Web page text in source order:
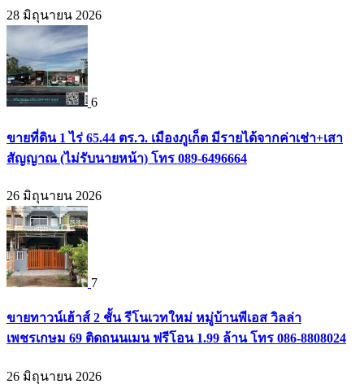
28 มิถุนายน 2026
6
ขายที่ดิน 1 ไร่ 65.44 ตร.ว. เมืองภูเก็ต มีรายได้จากค่าเช่า+เสา
สัญญาณ (ไม่รับนายหน้า) โทร 089-6496664
26 มิถุนายน 2026
7
ขายทาวน์เฮ้าส์ 2 ชั้น รีโนเวทใหม่ หมู่บ้านพีเอส วิลล่า
เพชรเกษม 69 ติดถนนเมน ฟรีโอน 1.99 ล้าน โทร 086-8808024
26 มิถุนายน 2026